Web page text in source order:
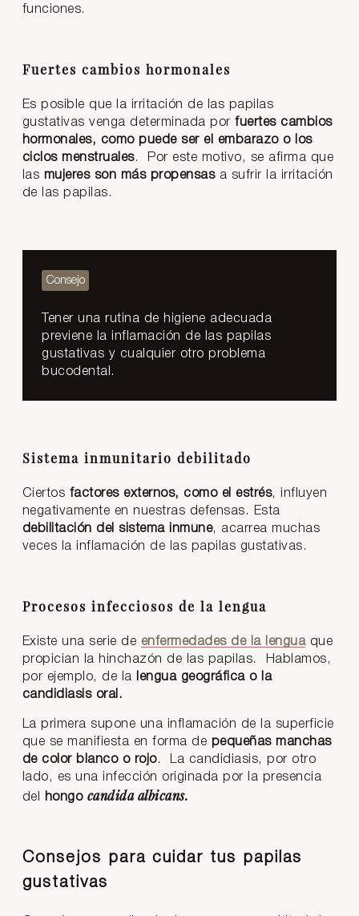
funciones.
Fuertes cambios hormonales
Es posible que la irritación de las papilas
gustativas venga determinada porfuertes cambios
hormonales, como puede ser el embarazo o los
ciclos menstruales. Por este motivo, se afirma que
las mujeres son más propensasa sufrir la irritación
de las papilas.
Tener una rutina de higiene adecuada
previene la inflamación de las papilas
gustativas y cualquier otro problema
bucodental.
Sistema inmunitario debilitado
Ciertos factores externos, como el estrés, influyen
negativamente en nuestras defensas. Esta
debilitación del sistema inmune, acarrea muchas
veces la inflamación de las papilas gustativas.
Procesos infecciosos de la lengua
Existe una serie de enfermedades de la lenguaque
propician la hinchazón de las papilas. Hablamos,
por ejemplo, de la
lengua geográfica o la
candidiasis oral.
La primera supone una inflamación de la superficie
que se manifiesta en forma de pequeñas manchas
de color blanco o rojo. La candidiasis, por otro
lado, es una infección originada por la presencia
del
hongo candida albicans.
Consejos para cuidar tus papilas
gustativas